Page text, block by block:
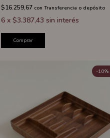
$16.259,67 con Transferencia o depósito
6 x $3.387,43 sin interés
Comprar
-10%